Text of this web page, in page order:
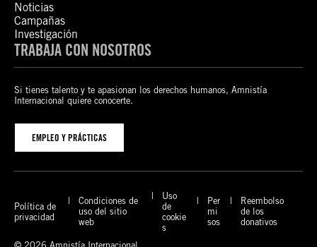
Noticias
Campañas
Investigación
TRABAJA CON NOSOTROS
Si tienes talento y te apasionan los derechos humanos, Amnistía
Internacional quiere conocerte.
EMPLEO Y PRÁCTICAS
Política de
privacidad
Condiciones de
uso del sitio
web
Uso
de
cookie
s
Per
mi
sos
Reembolso
de los
donativos